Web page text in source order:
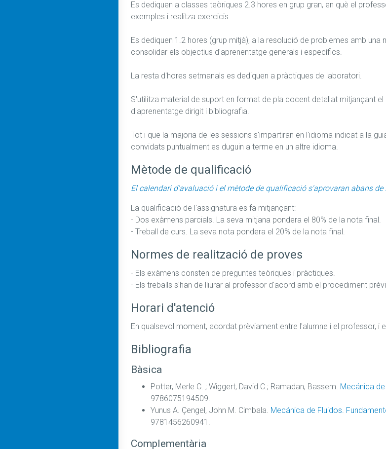
Es dediquen a classes teòriques 2.3 hores en grup gran, en què el
exemples i realitza exercicis.
Es dediquen 1.2 hores (grup mitjà), a la resolució de problemes amb
consolidar els objectius d'aprenentatge generals i específics.
La resta d'hores setmanals es dediquen a pràctiques de laboratori.
S'utilitza material de suport en format de pla docent detallat mitjançant
d'aprenentatge dirigit i bibliografia.
Tot i que la majoria de les sessions s'impartiran en l'idioma indicat a la
convidats puntualment es duguin a terme en un altre idioma.
Mètode de qualificació
El calendari d'avaluació i el mètode de qualificació s'aprovaran abans de
La qualificació de l'assignatura es fa mitjançant:
- Dos exàmens parcials. La seva mitjana pondera el 80% de la nota final.
- Treball de curs. La seva nota pondera el 20% de la nota final.
Normes de realització de proves
- Els exàmens consten de preguntes teòriques i pràctiques.
- Els treballs s'han de lliurar al professor d'acord amb el procediment
Horari d'atenció
En qualsevol moment, acordat prèviament entre l'alumne i el professor,
Bibliografia
Bàsica
Potter, Merle C. ; Wiggert, David C.; Ramadan, Bassem. Mecánica
9786075194509.
Yunus A. Çengel, John M. Cimbala. Mecánica de Fluidos.
9781456260941.
Complementària